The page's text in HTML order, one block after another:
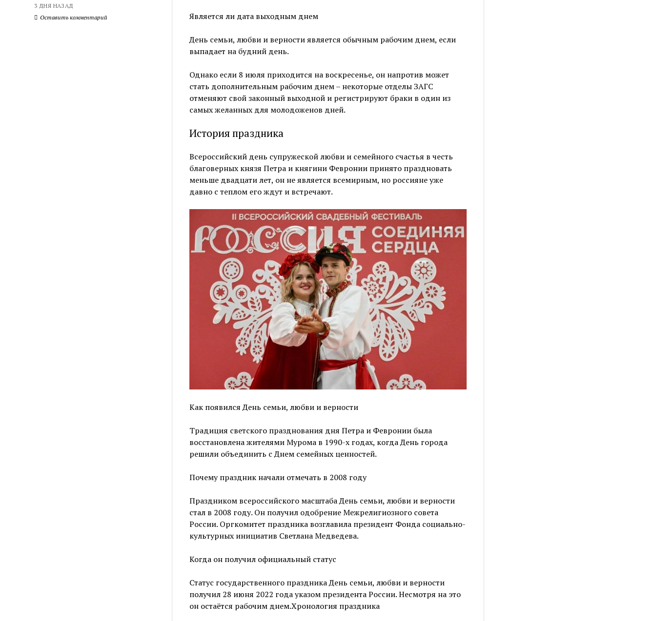
3 ДНЯ НАЗАД
Оставить комментарий
Является ли дата выходным днем
День семьи, любви и верности является обычным рабочим днем, если
выпадает на будний день.
Однако если 8 июля приходится на воскресенье, он напротив может
стать дополнительным рабочим днем – некоторые отделы ЗАГС
отменяют свой законный выходной и регистрируют браки в один из
самых желанных для молодоженов дней.
История праздника
Всероссийский день супружеской любви и семейного счастья в честь
благоверных князя Петра и княгини Февронии принято праздновать
меньше двадцати лет, он не является всемирным, но россияне уже
давно с теплом его ждут и встречают.
Как появился День семьи, любви и верности
Традиция светского празднования дня Петра и Февронии была
восстановлена жителями Мурома в 1990-х годах, когда День города
решили объединить с Днем семейных ценностей.
Почему праздник начали отмечать в 2008 году
Праздником всероссийского масштаба День семьи, любви и верности
стал в 2008 году. Он получил одобрение Межрелигиозного совета
России. Оргкомитет праздника возглавила президент Фонда социально-
культурных инициатив Светлана Медведева.
Когда он получил официальный статус
Статус государственного праздника День семьи, любви и верности
получил 28 июня 2022 года указом президента России. Несмотря на это
он остаётся рабочим днем.Хронология праздника